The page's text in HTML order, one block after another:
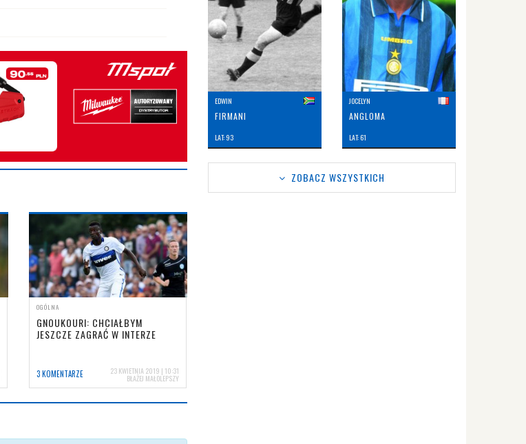
OGÓLNA
GNOUKOURI: CHCIAŁBYM
JESZCZE ZAGRAĆ W INTERZE
3 KOMENTARZE 23 KWIETNIA 2019 | 10:31
BŁAŻEJ MAŁOLEPSZY
EDWIN
FIRMANI
LAT: 93
JOCELYN
ANGLOMA
LAT: 61
ZOBACZ WSZYSTKICH